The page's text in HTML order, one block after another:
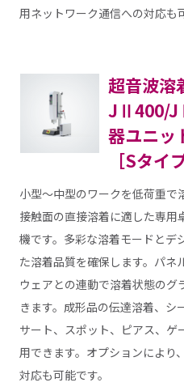
用ネットワーク通信への対応も
超音波溶
JⅡ400/
器ユニッ
［Sタイ
小型～中型のワークを低荷重で
接触面の直接溶着に適した専用
機です。多彩な溶着モードとデ
た溶着品質を確保します。パネ
ウェアとの連動で溶着状態のグ
きます。成形品の伝達溶着、シ
サート、スポット、ピアス、ゲ
用できます。オプションにより
対応も可能です。